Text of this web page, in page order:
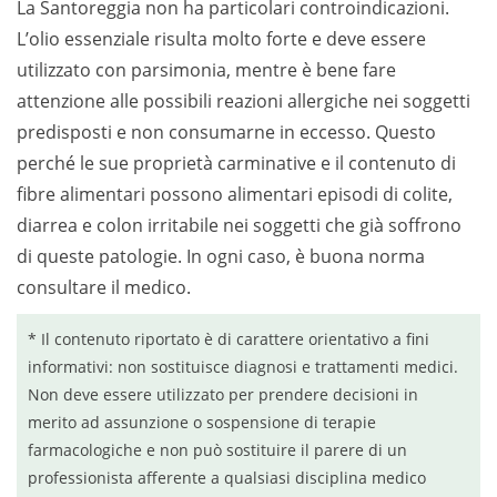
La Santoreggia non ha particolari controindicazioni.
L’olio essenziale risulta molto forte e deve essere
utilizzato con parsimonia, mentre è bene fare
attenzione alle possibili reazioni allergiche nei soggetti
predisposti e non consumarne in eccesso. Questo
perché le sue proprietà carminative e il contenuto di
fibre alimentari possono alimentari episodi di colite,
diarrea e colon irritabile nei soggetti che già soffrono
di queste patologie. In ogni caso, è buona norma
consultare il medico.
* Il contenuto riportato è di carattere orientativo a fini
informativi: non sostituisce diagnosi e trattamenti medici.
Non deve essere utilizzato per prendere decisioni in
merito ad assunzione o sospensione di terapie
farmacologiche e non può sostituire il parere di un
professionista afferente a qualsiasi disciplina medico